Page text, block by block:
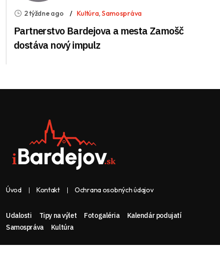
2 týždne ago Kultúra,Samospráva
Partnerstvo Bardejova a mesta Zamošč
dostáva nový impulz
Úvod Kontakt Ochrana osobných údajov
Udalosti Tipy na výlet Fotogaléria
Kalendár podujatí
Samospráva
Kultúra